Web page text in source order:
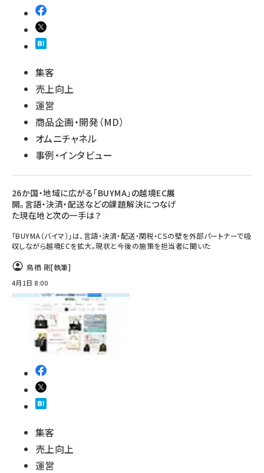
集客
売上向上
運営
商品企画・開発（MD）
オムニチャネル
事例・インタビュー
26か国・地域に広がる「BUYMA」の越境EC展
開。言語・決済・配送などの課題解決につなげ
た現在地と次の一手は？
「BUYMA（バイマ）」は、言語・決済・配送・関税・CSの壁を外部パートナーで吸
収しながら越境ECを拡大。現状と今後の施策を担当者に聞いた
鳥栖 剛[執筆]
4月1日 8:00
集客
売上向上
運営